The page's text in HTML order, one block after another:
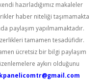
hazırladığımız makaleler
haber niteliği taşımamakta
paylaşım yapılmamaktadır.
tamamen tesadüfidir.
ücretsiz bir bilgi paylaşım
aykırı olduğunu